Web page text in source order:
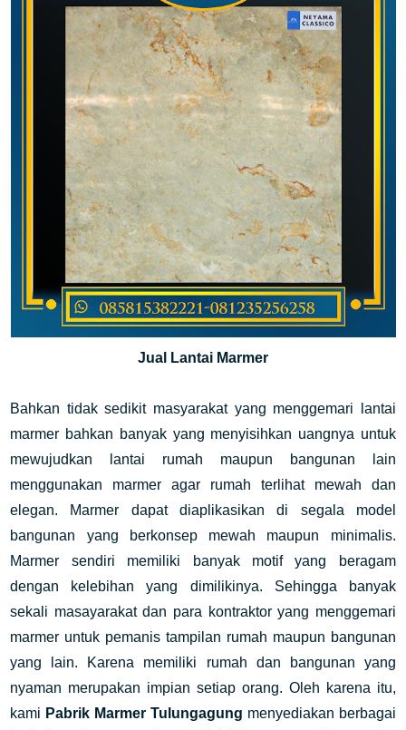
Jual Lantai Marmer
Bahkan tidak sedikit masyarakat yang menggemari lantai
marmer bahkan banyak yang menyisihkan uangnya untuk
mewujudkan lantai rumah maupun bangunan lain
menggunakan marmer agar rumah terlihat mewah dan
elegan. Marmer dapat diaplikasikan di segala model
bangunan yang berkonsep mewah maupun minimalis.
Marmer sendiri memiliki banyak motif yang beragam
dengan kelebihan yang dimilikinya. Sehingga banyak
sekali masayarakat dan para kontraktor yang menggemari
marmer untuk pemanis tampilan rumah maupun bangunan
yang lain. Karena memiliki rumah dan bangunan yang
nyaman merupakan impian setiap orang. Oleh karena itu,
kami Pabrik Marmer Tulungagung menyediakan berbagai